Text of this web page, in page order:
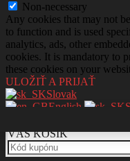
Non-necessary
Any cookies that may not
to function and is used
analytics, ads, other
cookies. It is mandatory to
these cookies on your
ULOŽIŤ A PRIJAŤ
Slovak
English
VÁŠ KOŠÍK